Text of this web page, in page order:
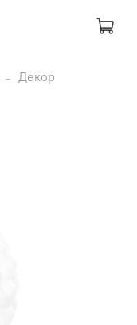
Декор